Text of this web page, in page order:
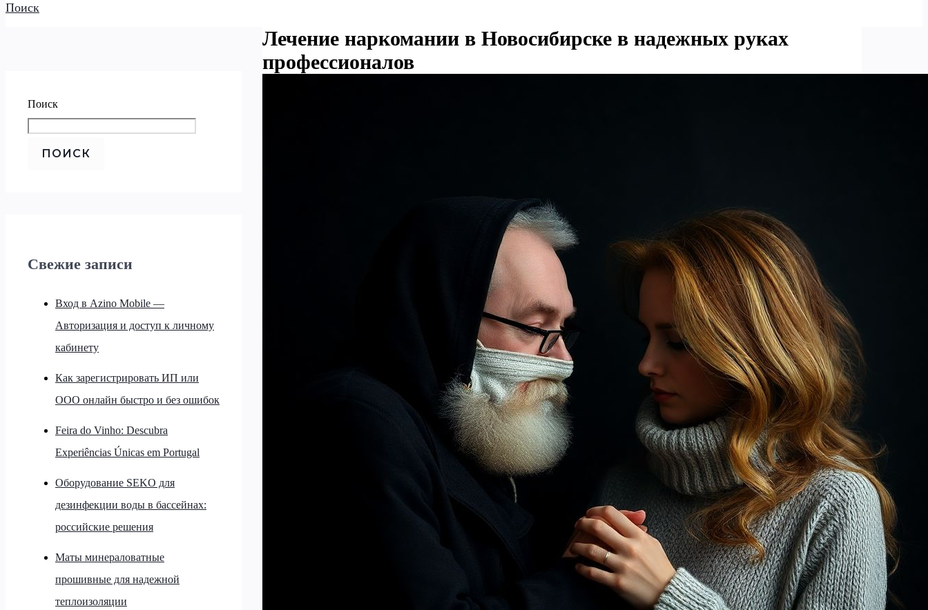
Поиск
Поиск
ПОИСК
Свежие записи
Вход в Azino Mobile —
Авторизация и доступ к личному
кабинету
Как зарегистрировать ИП или
ООО онлайн быстро и без ошибок
Feira do Vinho: Descubra
Experiências Únicas em Portugal
Оборудование SEKO для
дезинфекции воды в бассейнах:
российские решения
Маты минераловатные
прошивные для надежной
теплоизоляции
Лечение наркомании в Новосибирске в надежных руках
профессионалов